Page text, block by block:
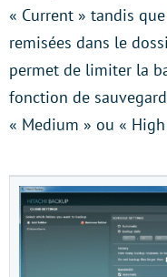
« Current » tandis
remisées dans le
permet de limiter la
fonction de
« Medium » ou « High